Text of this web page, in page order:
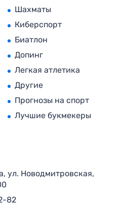
Шахматы
Киберспорт
Биатлон
Допинг
Легкая атлетика
Другие
Прогнозы на спорт
Лучшие букмекеры
ул. Новодмитровская,
82